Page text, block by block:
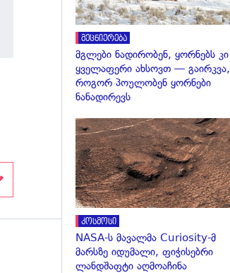
მეცნიერება
მგლები ნადირობენ, ყორნებს კი
ყველაფერი ახსოვთ — გაირკვა,
როგორ პოულობენ ყორნები
ნანადირევს
კოსმოსი
NASA-ს მავალმა Curiosity-მ
მარსზე იდუმალი, ფიჭისებრი
ლანდშაფტი აღმოაჩინა